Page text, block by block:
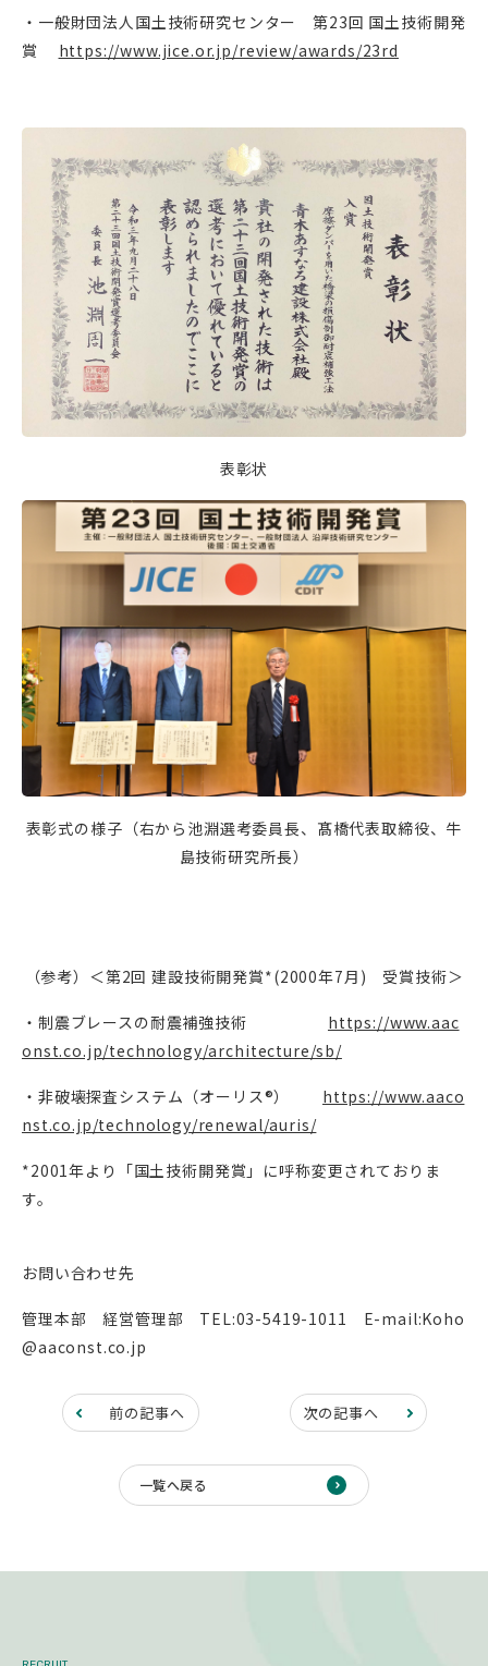
・一般財団法人国土技術研究センター 第23回 国土技術開発
賞 https://www.jice.or.jp/review/awards/23rd
表彰状
表彰式の様子（右から池淵選考委員長、髙橋代表取締役、牛
島技術研究所長）
（参考）＜第2回 建設技術開発賞*(2000年7月 ) 受賞技術＞
・制震ブレースの耐震補強技術 https://www.aac
onst.co.jp/technology/architecture/sb/
・非破壊探査システム（オーリス®） https://www.aaco
nst.co.jp/technology/renewal/auris/
*2001年より「国土技術開発賞」に呼称変更されておりま
す。
お問い合わせ先
管理本部 経営管理部 TEL:03-5419-1011 E-mail:Koho
@aaconst.co.jp
前の記事へ 次の記事へ
一覧へ戻る